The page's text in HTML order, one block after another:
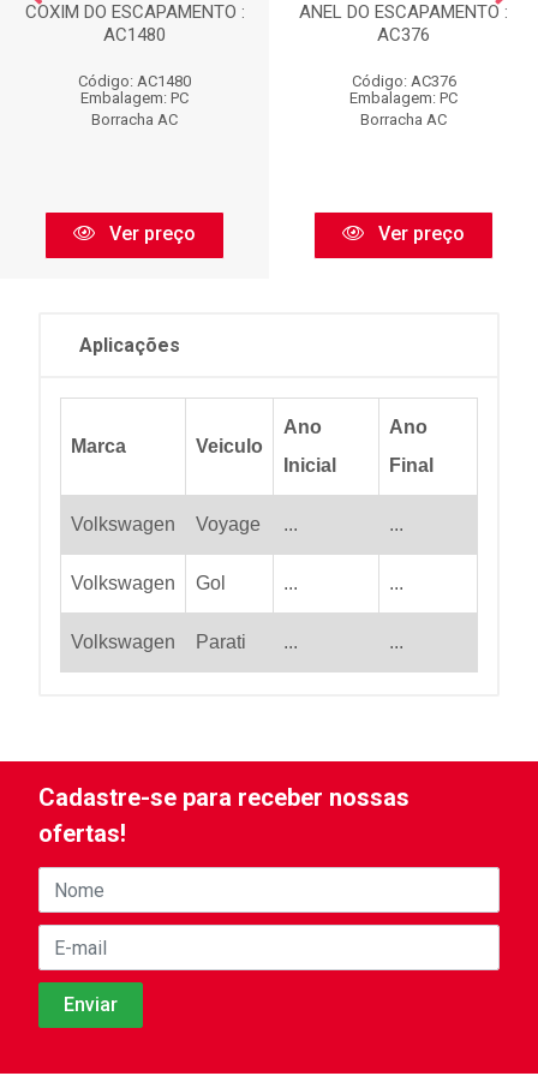
COXIM DO ESCAPAMENTO :
AC1480
Código: AC1480
Embalagem: PC
Borracha AC
Ver preço
ANEL DO ESCAPAMENTO :
AC376
Código: AC376
Embalagem: PC
Borracha AC
Ver preço
Aplicações
Marca Veiculo
Ano
Inicial
Ano
Final
Volkswagen Voyage ... ...
Volkswagen Gol ... ...
Volkswagen Parati ... ...
Cadastre-se para receber nossas
ofertas!